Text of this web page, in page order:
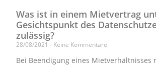
Was ist in einem Mietvertrag
Gesichtspunkt des
zulässig?
28/08/2021 Keine Kommentare
Bei Beendigung eines Mietverhältnisses